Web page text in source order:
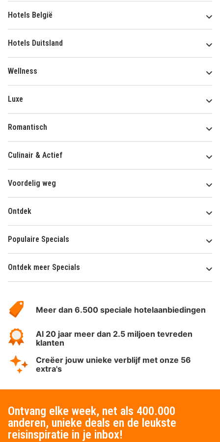
Hotels België
Hotels Duitsland
Wellness
Luxe
Romantisch
Culinair & Actief
Voordelig weg
Ontdek
Populaire Specials
Ontdek meer Specials
HotelSpecials
Meer dan 6.500 speciale hotelaanbiedingen
Al 20 jaar meer dan 2.5 miljoen tevreden
klanten
Creëer jouw unieke verblijf met onze 56
extra's
Ontvang elke week, net als 400.000
anderen, unieke deals en de leukste
reisinspiratie in je inbox!